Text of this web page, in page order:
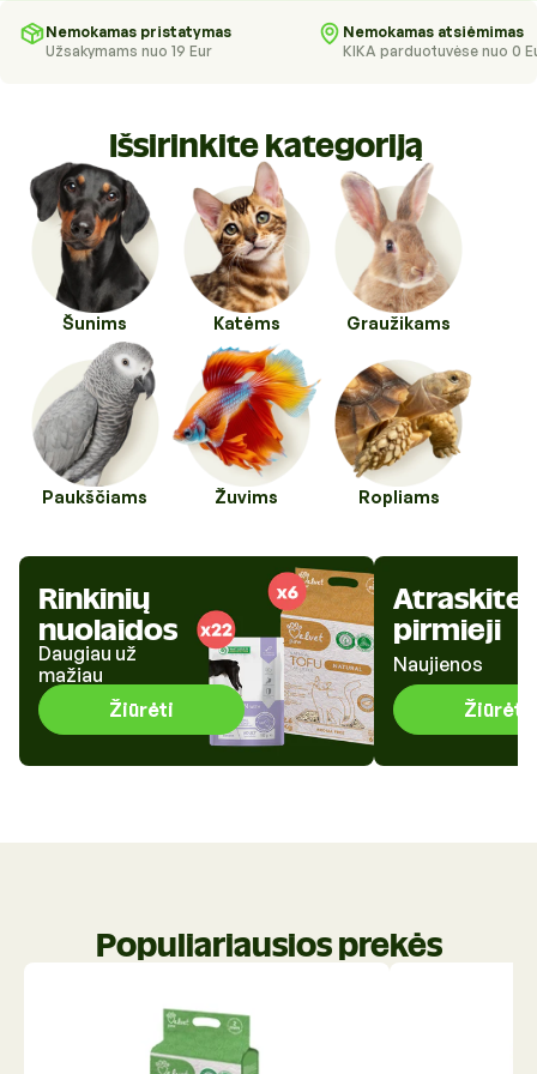
Higienos priemonės
Kirpykloms, parodoms
Transportavimo priemonės
Veterinarinės prekės
Veterinarinės prekės
Pavadėliai, antkakliai, petnešos
Tualetai ir jų priedai
Nemokamas pristatymas
Užsakymams nuo 19 Eur
Nemokamas atsiėmimas
KIKA parduotuvėse nuo 0
Išsirinkite kategoriją
Šunims Katėms Graužikams
Paukščiams Žuvims Ropliams
Rinkinių
nuolaidos
Daugiau už
mažiau
Žiūrėti
Atraskite
pirmieji
Naujienos
Žiūrėti
Populiariausios prekės